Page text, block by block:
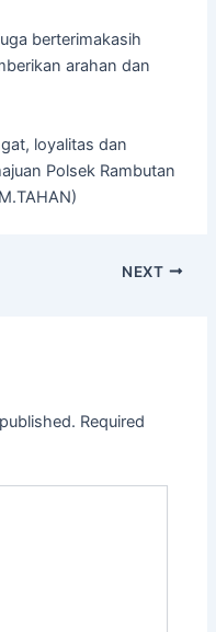
berterimakasih
arahan dan
loyalitas dan
Polsek Rambutan
NEXT
Required